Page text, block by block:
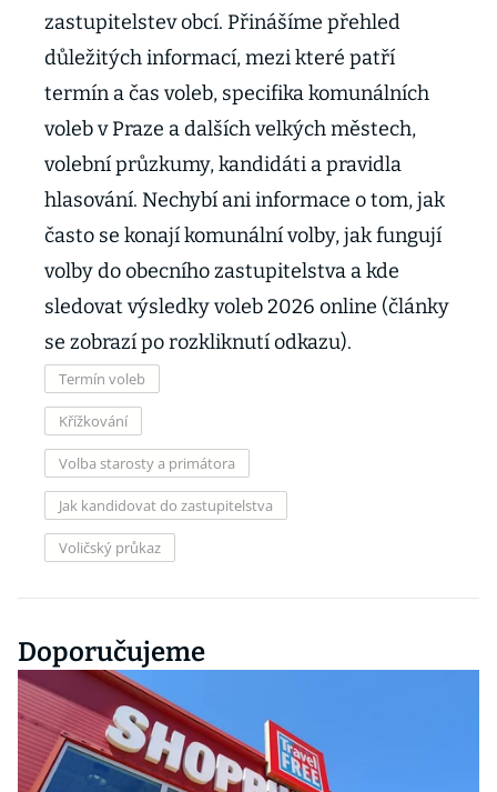
zastupitelstev obcí. Přinášíme přehled
důležitých informací, mezi které patří
termín a čas voleb, specifika komunálních
voleb v Praze a dalších velkých městech,
volební průzkumy, kandidáti a pravidla
hlasování. Nechybí ani informace o tom, jak
často se konají komunální volby, jak fungují
volby do obecního zastupitelstva a kde
sledovat výsledky voleb 2026 online (články
se zobrazí po rozkliknutí odkazu).
Termín voleb
Křížkování
Volba starosty a primátora
Jak kandidovat do zastupitelstva
Voličský průkaz
Doporučujeme